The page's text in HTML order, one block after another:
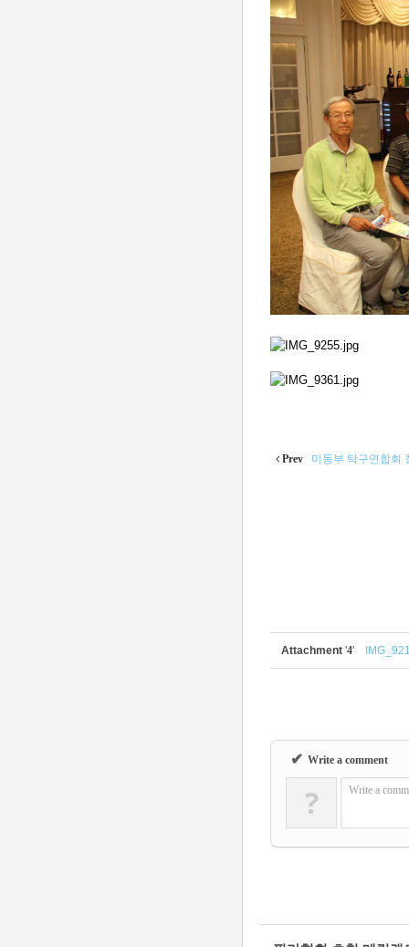
Prev 미동부 탁구연합회
Attachment '4'
✔ Write a comment
? Write a